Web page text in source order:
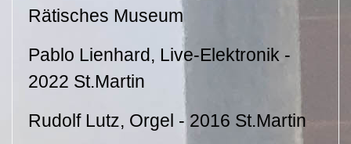
Rätisches Museum
Pablo Lienhard, Live-Elektronik -
2022 St.Martin
Rudolf Lutz, Orgel - 2016 St.Martin